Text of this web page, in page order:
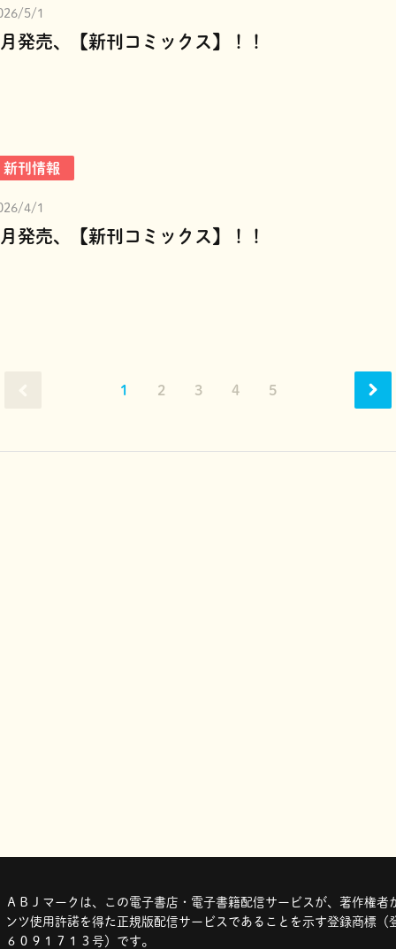
5/1
発売、【新刊コミックス】！！
新刊情報
4/1
発売、【新刊コミックス】！！
1 2 3 4 5
ＡＢＪマークは、この電子書店・電子書籍配信サービスが、著作権者
ンツ使用許諾を得た正規版配信サービスであることを示す登録商標（
６０９１７１３号）です。